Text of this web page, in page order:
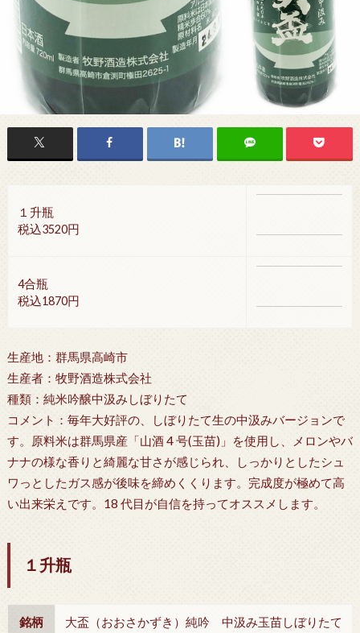
１升瓶
税込3520円
4合瓶
税込1870円
生産地：群馬県高崎市
生産者：牧野酒造株式会社
種類：純米吟醸中汲みしぼりたて
コメント：毎年大好評の、しぼりたて生の中汲みバージョンで
す。原料米は群馬県産「山酒 4 号(玉苗)」を使用し、メロンやバ
ナナの様な香りと綺麗な甘さが感じられ、しっかりとしたシュ
ワっとしたガス感が後味を締めくくります。完成度が極めて高
い出来栄えです。18 代目が自信を持ってオススメします。
１升瓶
銘柄 大盃（おおさかずき）純吟 中汲み玉苗しぼりたて